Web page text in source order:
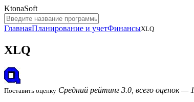
KtonaSoft
ГлавнаяПланирование и учетФинансыXLQ
XLQ
Поставить оценку Средний рейтинг 3.0, всего оценок — 1